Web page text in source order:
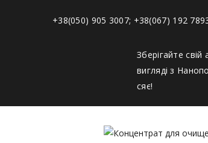
+38(050) 905 3007; +38(067) 192
Зберігайте
вигляді з
сяє!